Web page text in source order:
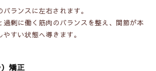
ランスに左右されます。
過剰に働く筋肉のバランスを整え、関節が本
すい状態へ導きます。
矯正